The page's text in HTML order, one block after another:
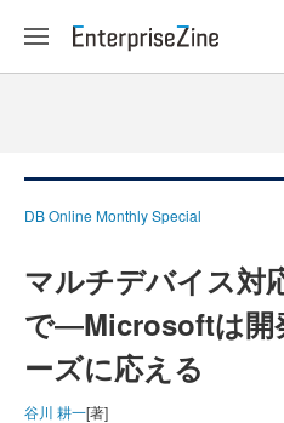
DB Online Monthly Special
マルチデバイス対
で―Microsoftは開
ーズに応える
谷川 耕一[著]